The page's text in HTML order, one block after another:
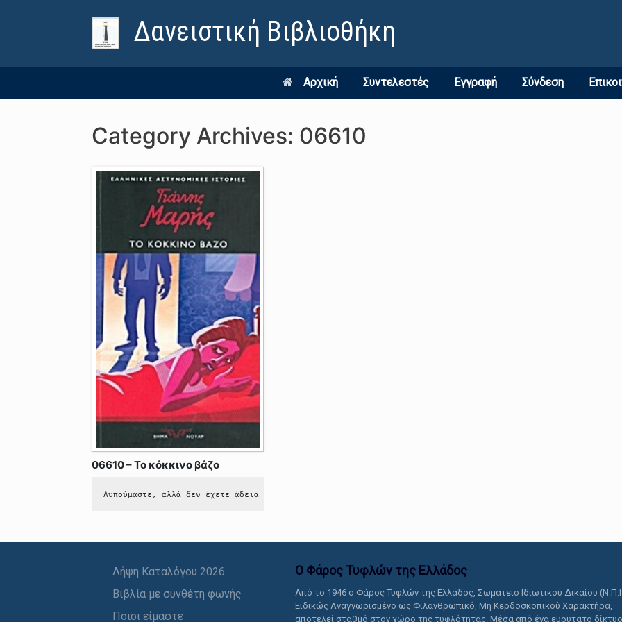
Δανειστική Βιβλιοθήκη
Αρχική Συντελεστές Εγγραφή Σύνδεση
Category Archives: 06610
06610 – Το κόκκινο βάζο
Λυπούμαστε, αλλά δεν έχετε άδεια να δείτε αυτό το περιεχόμενο.
Λήψη Καταλόγου 2026
Βιβλία με συνθέτη φωνής
Ποιοι είμαστε
Ο Φάρος Τυφλών της Ελλάδoς
Από το 1946 ο Φάρος Τυφλών της Ελλάδος, Σωματείο Ιδιωτικού Δικαίου
Ειδικώς Αναγνωρισμένο ως Φιλανθρωπικό, Μη Κερδοσκοπικού Χαρακτήρα,
αποτελεί σταθμό στον χώρο της τυφλότητας. Μέσα από ένα ευρύτατο δίκτυο